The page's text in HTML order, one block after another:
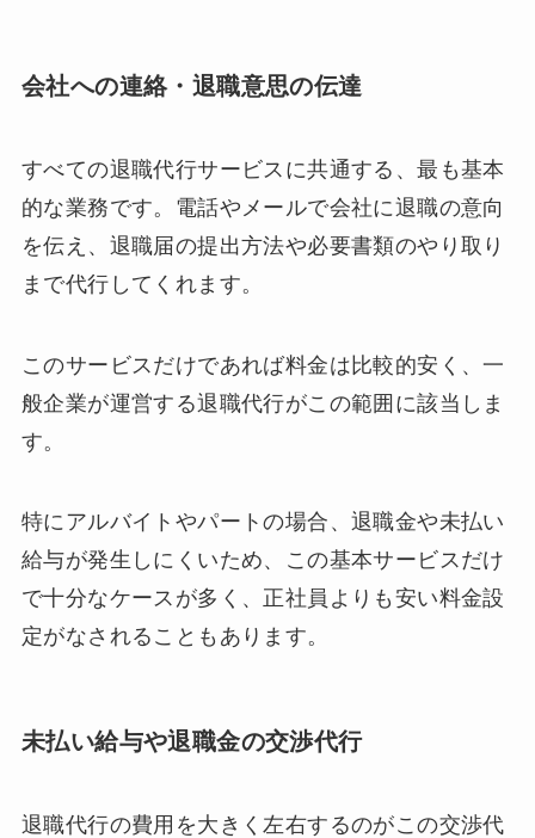
会社への連絡・退職意思の伝達
すべての退職代行サービスに共通する、最も基本
的な業務です。電話やメールで会社に退職の意向
を伝え、退職届の提出方法や必要書類のやり取り
まで代行してくれます。
このサービスだけであれば料金は比較的安く、一
般企業が運営する退職代行がこの範囲に該当しま
す。
特にアルバイトやパートの場合、退職金や未払い
給与が発生しにくいため、この基本サービスだけ
で十分なケースが多く、正社員よりも安い料金設
定がなされることもあります。
未払い給与や退職金の交渉代行
退職代行の費用を大きく左右するのがこの交渉代